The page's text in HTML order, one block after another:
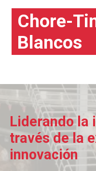
Chore-
Blancos
Liderando la
través de la
innovación